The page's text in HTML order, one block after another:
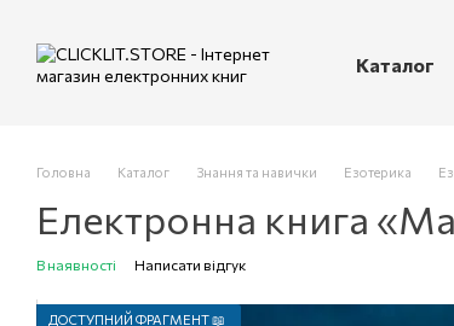
Каталог
Головна Каталог Знання та навички Езотерика
Електронна книга
В наявності Написати відгук
ДОСТУПНИЙ ФРАГМЕНТ 📖